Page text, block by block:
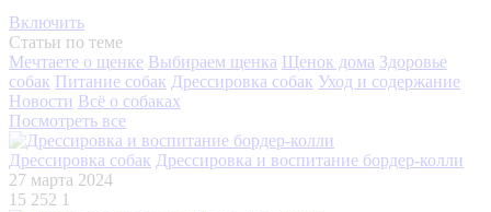
Включить
Статьи по теме
Мечтаете о щенке Выбираем щенка Щенок дома Здоровье
собак Питание собак Дрессировка собак Уход и содержание
Новости Всё о собаках
Посмотреть все
Дрессировка собак Дрессировка и воспитание бордер-колли
27 марта 2024
15 252 1